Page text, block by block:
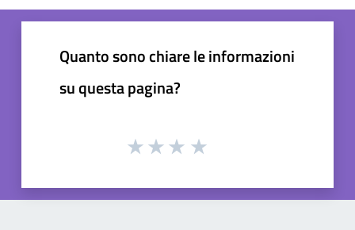
Quanto sono chiare le informazioni
su questa pagina?